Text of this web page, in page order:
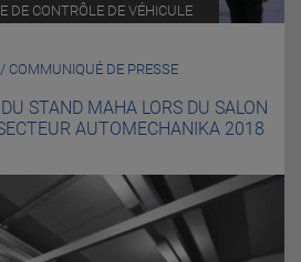
DE CONTRÔLE DE VÉHICULE
COMMUNIQUÉ DE PRESSE
STAND MAHA LORS DU SALON
AUTOMECHANIKA 2018